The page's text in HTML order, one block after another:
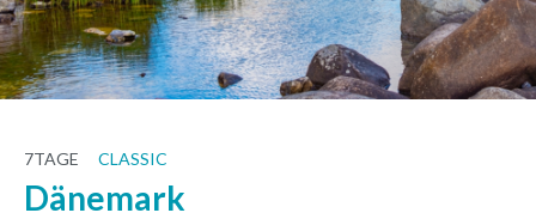
7TAGE CLASSIC
Dänemark